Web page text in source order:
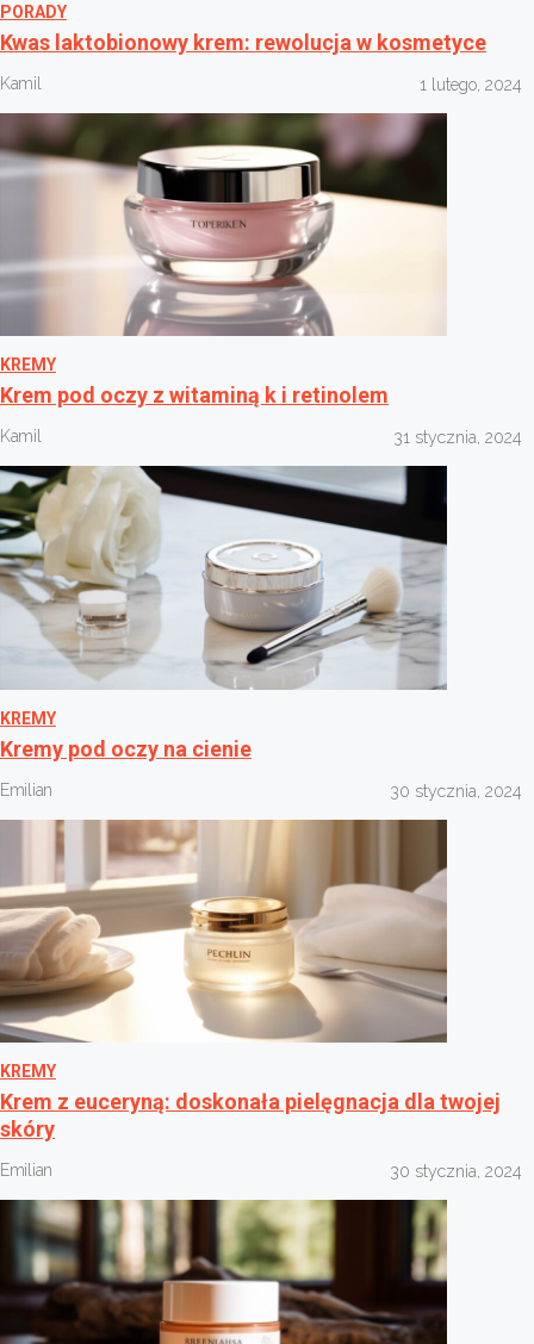
PORADY
Kwas laktobionowy krem: rewolucja w kosmetyce
Kamil 1 lutego, 2024
KREMY
Krem pod oczy z witaminą k i retinolem
Kamil 31 stycznia, 2024
KREMY
Kremy pod oczy na cienie
Emilian 30 stycznia, 2024
KREMY
Krem z euceryną: doskonała pielęgnacja dla twojej
skóry
Emilian 30 stycznia, 2024